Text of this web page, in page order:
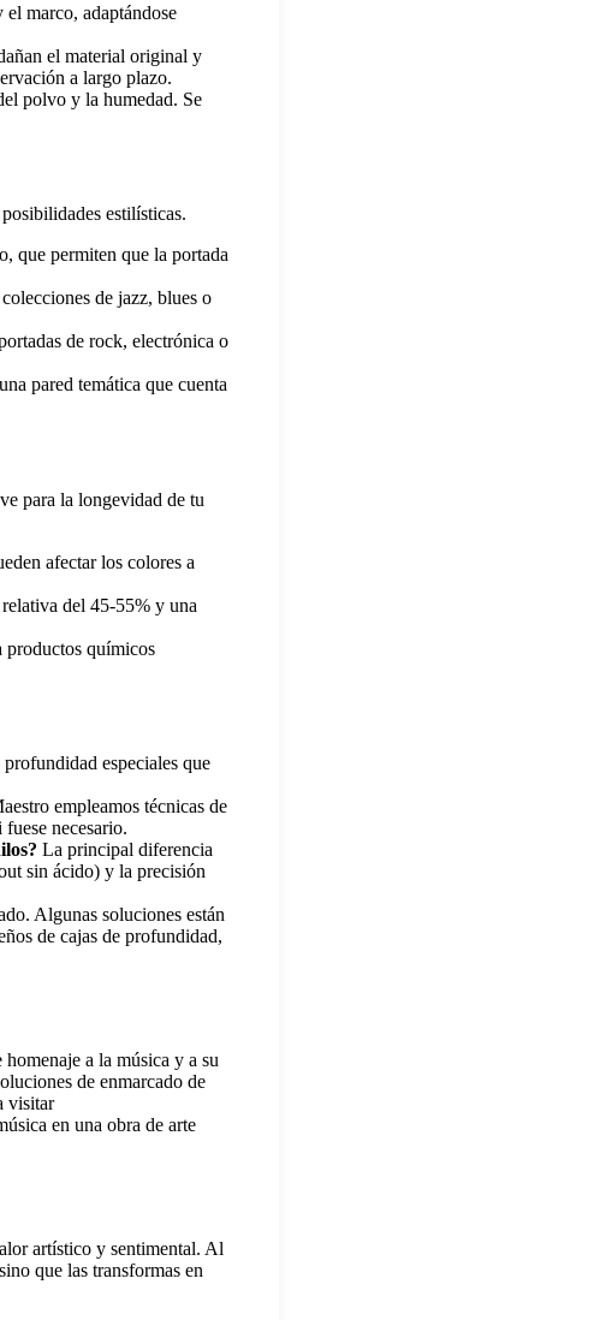
el marco, adaptándose
el material original y
a largo plazo.
polvo y la humedad. Se
estilísticas.
que permiten que la portada
de jazz, blues o
de rock, electrónica o
pared temática que cuenta
para la longevidad de tu
afectar los colores a
del 45-55% y una
productos químicos
especiales que
empleamos técnicas de
necesario.
La principal diferencia
sin ácido) y la precisión
Algunas soluciones están
de cajas de profundidad,
a la música y a su
de enmarcado de
visitar
en una obra de arte
artístico y sentimental. Al
que las transformas en